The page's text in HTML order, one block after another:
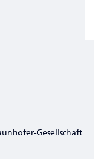
Gesellschaft